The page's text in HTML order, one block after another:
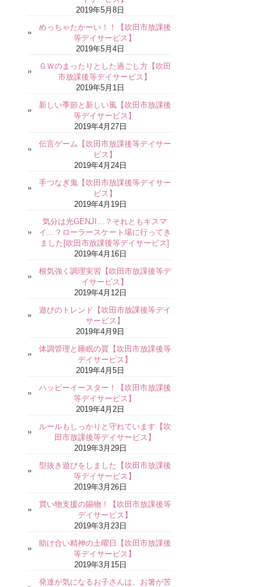
2019年5月8日
めっちゃたかーい！！【吹田市放課後
等デイサービス】
2019年5月4日
ＧＷのまったりとした過ごし方【吹田
市放課後等デイサービス】
2019年5月1日
新しい季節と新しい風【吹田市放課後
等デイサービス】
2019年4月27日
伝言ゲーム【吹田市放課後等デイサー
ビス】
2019年4月24日
手つなぎ鬼【吹田市放課後等デイサー
ビス】
2019年4月19日
気分は光GENJI…？それともキスマ
イ…？ローラースケート場に行ってき
ました[吹田市放課後等デイサービス]
2019年4月16日
根気強く調理実習【吹田市放課後等デ
イサービス】
2019年4月12日
遊びのトレンド【吹田市放課後等デイ
サービス】
2019年4月9日
体調管理と睡眠の質【吹田市放課後等
デイサービス】
2019年4月5日
ハッピーイースター！【吹田市放課後
等デイサービス】
2019年4月2日
ルールもしっかりと守れています【吹
田市放課後等デイサービス】
2019年3月29日
型抜き遊びをしました【吹田市放課後
等デイサービス】
2019年3月26日
買い物支援の賜物！【吹田市放課後等
デイサービス】
2019年3月23日
助け合い精神の土曜日【吹田市放課後
等デイサービス】
2019年3月15日
発達が気になるお子さんは、お箸が苦